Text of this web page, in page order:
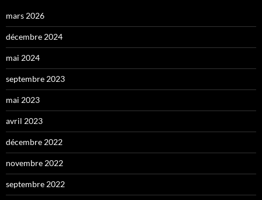
mars 2026
décembre 2024
mai 2024
septembre 2023
mai 2023
avril 2023
décembre 2022
novembre 2022
septembre 2022